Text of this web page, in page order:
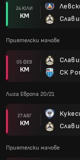
24 ЮЛИ
КМ
Приятелски мачове
05 ФЕВ
КМ
СК
Лига Европа 20/21
27 АВГ
КМ
Приятелски мачове